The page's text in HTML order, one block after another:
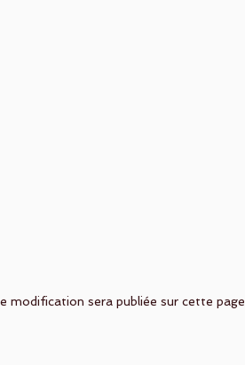
sera publiée sur cette page.